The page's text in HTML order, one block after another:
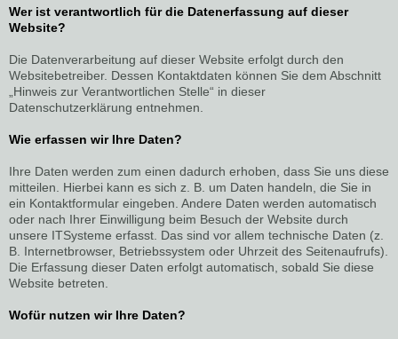
Wer ist verantwortlich für die Datenerfassung auf dieser
Website?
Die Datenverarbeitung auf dieser Website erfolgt durch den
Websitebetreiber. Dessen Kontaktdaten können Sie dem Abschnitt
„Hinweis zur Verantwortlichen Stelle“ in dieser
Datenschutzerklärung entnehmen.
Wie erfassen wir Ihre Daten?
Ihre Daten werden zum einen dadurch erhoben, dass Sie uns diese
mitteilen. Hierbei kann es sich z. B. um Daten handeln, die Sie in
ein Kontaktformular eingeben. Andere Daten werden automatisch
oder nach Ihrer Einwilligung beim Besuch der Website durch
unsere ITSysteme erfasst. Das sind vor allem technische Daten (z.
B. Internetbrowser, Betriebssystem oder Uhrzeit des Seitenaufrufs).
Die Erfassung dieser Daten erfolgt automatisch, sobald Sie diese
Website betreten.
Wofür nutzen wir Ihre Daten?